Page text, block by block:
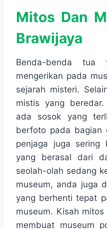
Mitos Dan
Brawijaya
Benda-benda tua
mengerikan pada
sejarah misteri.
mistis yang
ada sosok yang
berfoto pada bagian
penjaga juga sering
yang berasal dari
seolah-olah sedang
museum, anda juga
yang berhenti tepat
museum. Kisah
membuat museum